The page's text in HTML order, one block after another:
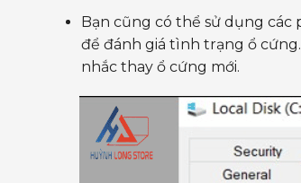
Bạn cũng có thể sử dụng
để đánh giá tình trạng ổ
nhắc thay ổ cứng mới.